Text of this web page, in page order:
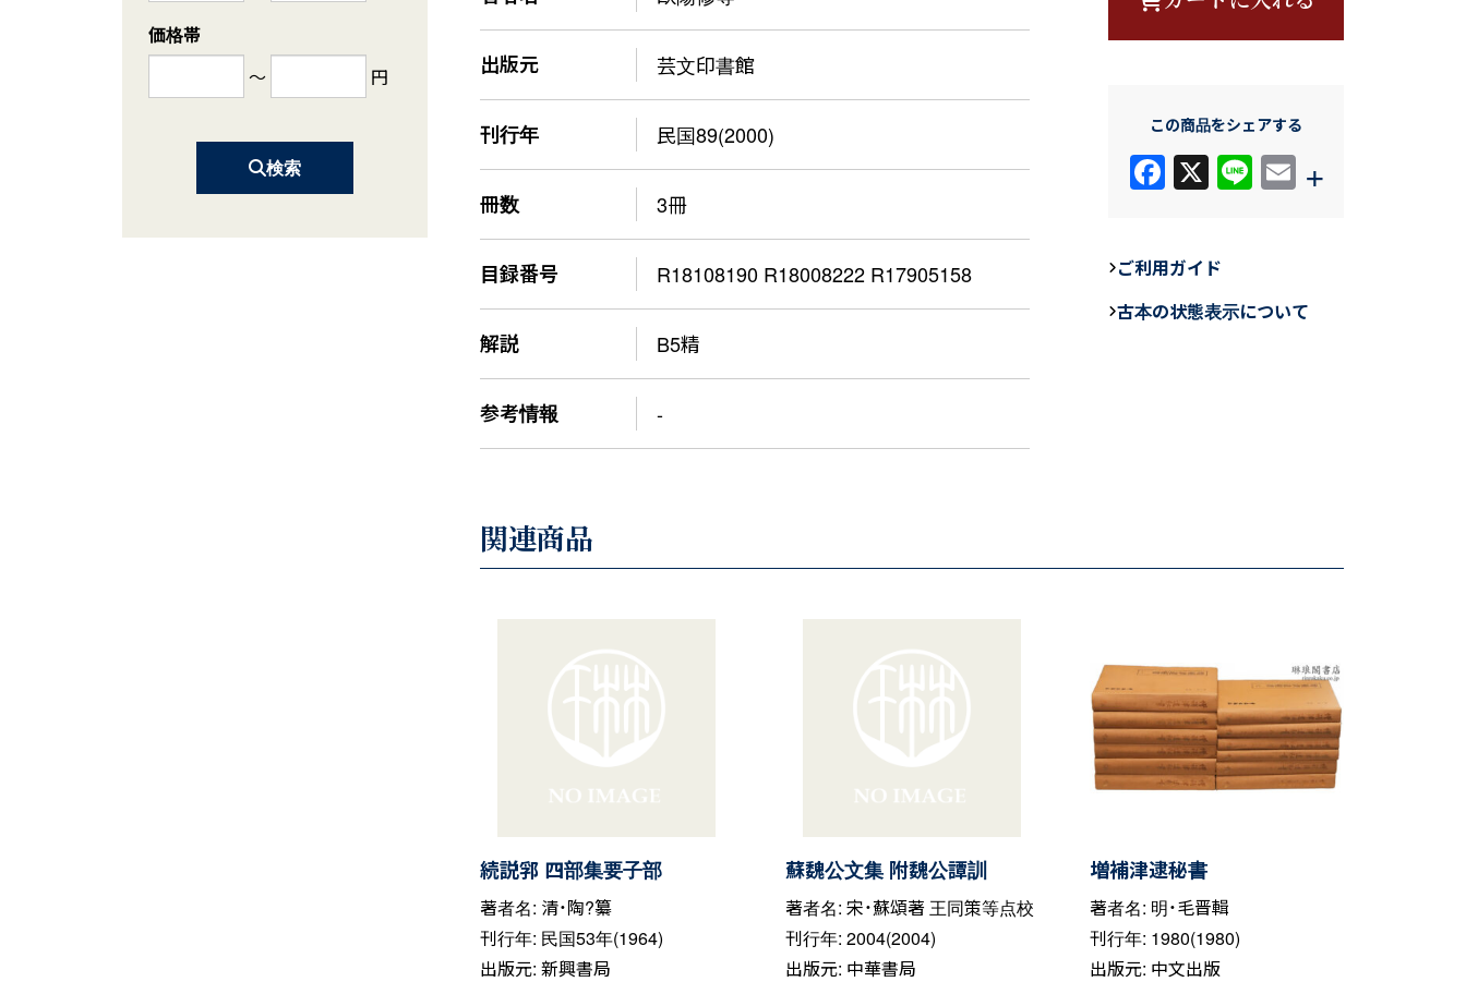
出版元 芸文印書館
刊行年 民国89(2000)
冊数 3冊
目録番号 R18108190 R18008222 R17905158
解説 B5精
参考情報 -
この商品をシェアする
F
a
e
b
X Li
n
E
+
ご利用ガイド
古本の状態表示について
関連商品
続説郛 四部集要子部
著者名: 清・陶?纂
刊行年: 民国53年(1964)
出版元: 新興書局
蘇魏公文集 附魏公譚訓
著者名: 宋・蘇頌著 王同策等点校
刊行年: 2004(2004)
出版元: 中華書局
増補津逮秘書
著者名: 明・毛晋輯
刊行年: 1980(1980)
出版元: 中文出版
価格帯
～
円
検索